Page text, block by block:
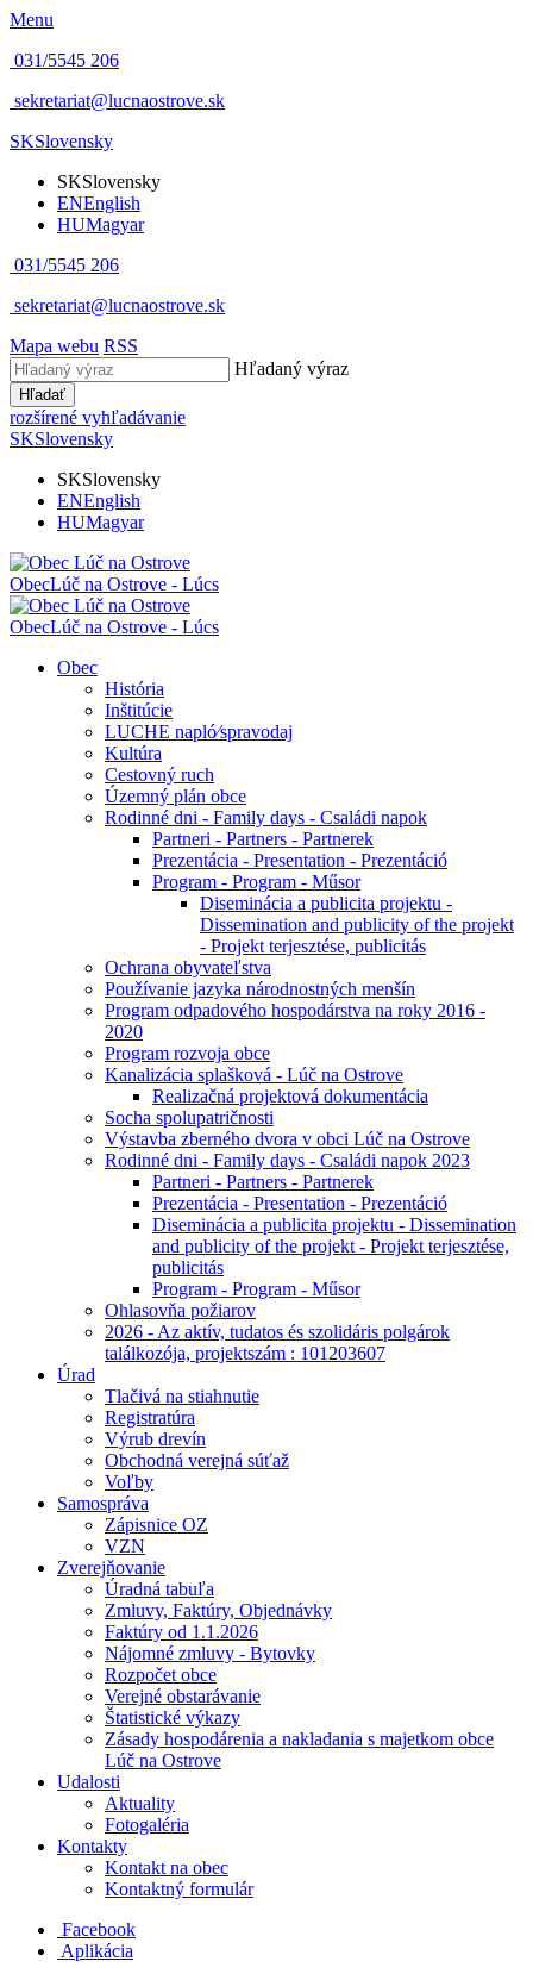
Menu
031/5545 206
sekretariat@lucnaostrove.sk
SKSlovensky
SKSlovensky
ENEnglish
HUMagyar
031/5545 206
sekretariat@lucnaostrove.sk
Mapa webu RSS
Hľadaný výraz
Hľadať
rozšírené vyhľadávanie
SKSlovensky
SKSlovensky
ENEnglish
HUMagyar
ObecLúč na Ostrove - Lúcs
ObecLúč na Ostrove - Lúcs
Obec
História
Inštitúcie
LUCHE napló⁄spravodaj
Kultúra
Cestovný ruch
Územný plán obce
Rodinné dni - Family days - Családi napok
Partneri - Partners - Partnerek
Prezentácia - Presentation - Prezentáció
Program - Program - Műsor
Diseminácia a publicita projektu -
Dissemination and publicity of the projekt
- Projekt terjesztése, publicitás
Ochrana obyvateľstva
Používanie jazyka národnostných menšín
Program odpadového hospodárstva na roky 2016 -
2020
Program rozvoja obce
Kanalizácia splašková - Lúč na Ostrove
Realizačná projektová dokumentácia
Socha spolupatričnosti
Výstavba zberného dvora v obci Lúč na Ostrove
Rodinné dni - Family days - Családi napok 2023
Partneri - Partners - Partnerek
Prezentácia - Presentation - Prezentáció
Diseminácia a publicita projektu - Dissemination
and publicity of the projekt - Projekt terjesztése,
publicitás
Program - Program - Műsor
Ohlasovňa požiarov
2026 - Az aktív, tudatos és szolidáris polgárok
találkozója, projektszám : 101203607
Úrad
Tlačivá na stiahnutie
Registratúra
Výrub drevín
Obchodná verejná súťaž
Voľby
Samospráva
Zápisnice OZ
VZN
Zverejňovanie
Úradná tabuľa
Zmluvy, Faktúry, Objednávky
Faktúry od 1.1.2026
Nájomné zmluvy - Bytovky
Rozpočet obce
Verejné obstarávanie
Štatistické výkazy
Zásady hospodárenia a nakladania s majetkom obce
Lúč na Ostrove
Udalosti
Aktuality
Fotogaléria
Kontakty
Kontakt na obec
Kontaktný formulár
Facebook
Aplikácia